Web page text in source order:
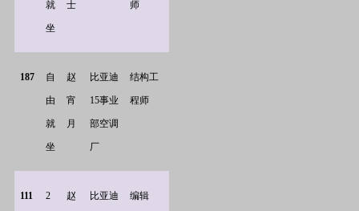
就
坐
士 师
187 自
由
就
坐
赵
宵
月
比亚迪
15事业
部空调
厂
结构工
程师
111 2 赵 比亚迪 编辑